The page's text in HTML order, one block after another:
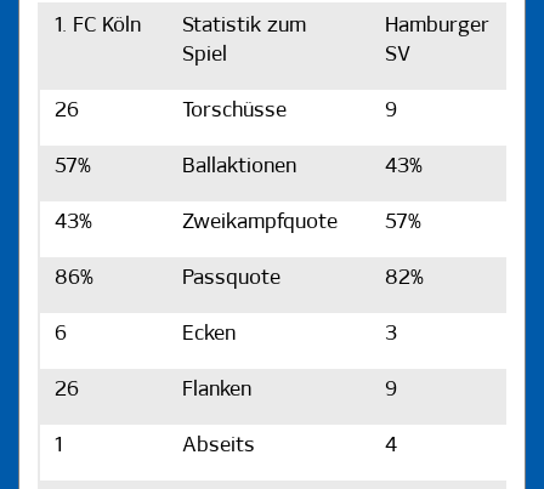
1. FC Köln
Statistik zum
Spiel
Hamburger
SV
26 Torschüsse 9
57% Ballaktionen 43%
43% Zweikampfquote 57%
86% Passquote 82%
6 Ecken 3
26 Flanken 9
1 Abseits 4